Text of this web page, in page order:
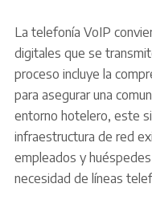
La telefonía VoIP
digitales que se
proceso incluye la
para asegurar una
entorno hotelero, este
infraestructura de red
empleados y
necesidad de líneas